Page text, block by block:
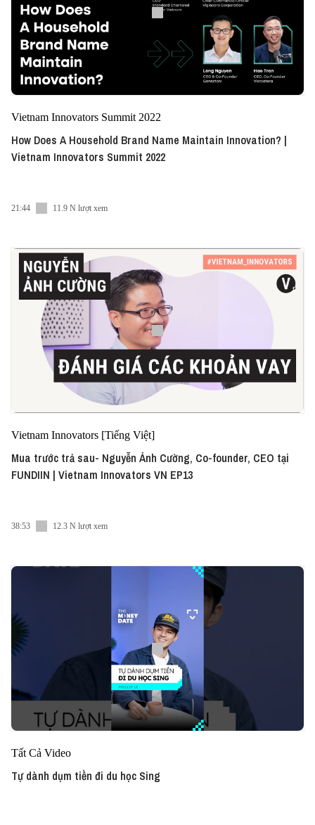
Vietnam Innovators Summit 2022
How Does A Household Brand Name Maintain Innovation? |
Vietnam Innovators Summit 2022
21:44 11.9 N lượt xem
Vietnam Innovators [Tiếng Việt]
Mua trước trả sau- Nguyễn Ảnh Cường, Co-founder, CEO tại
FUNDIIN | Vietnam Innovators VN EP13
38:53 12.3 N lượt xem
Tất Cả Video
Tự dành dụm tiền đi du học Sing